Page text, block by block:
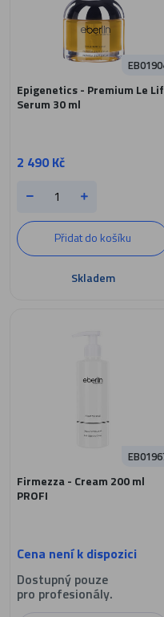
Epigenetics - Premium Le
Serum 30 ml
2 490 Kč
Přidat do košíku
Skladem
Firmezza - Cream 200 ml
PROFI
Cena není k dispozici
Dostupný pouze
pro profesionály.